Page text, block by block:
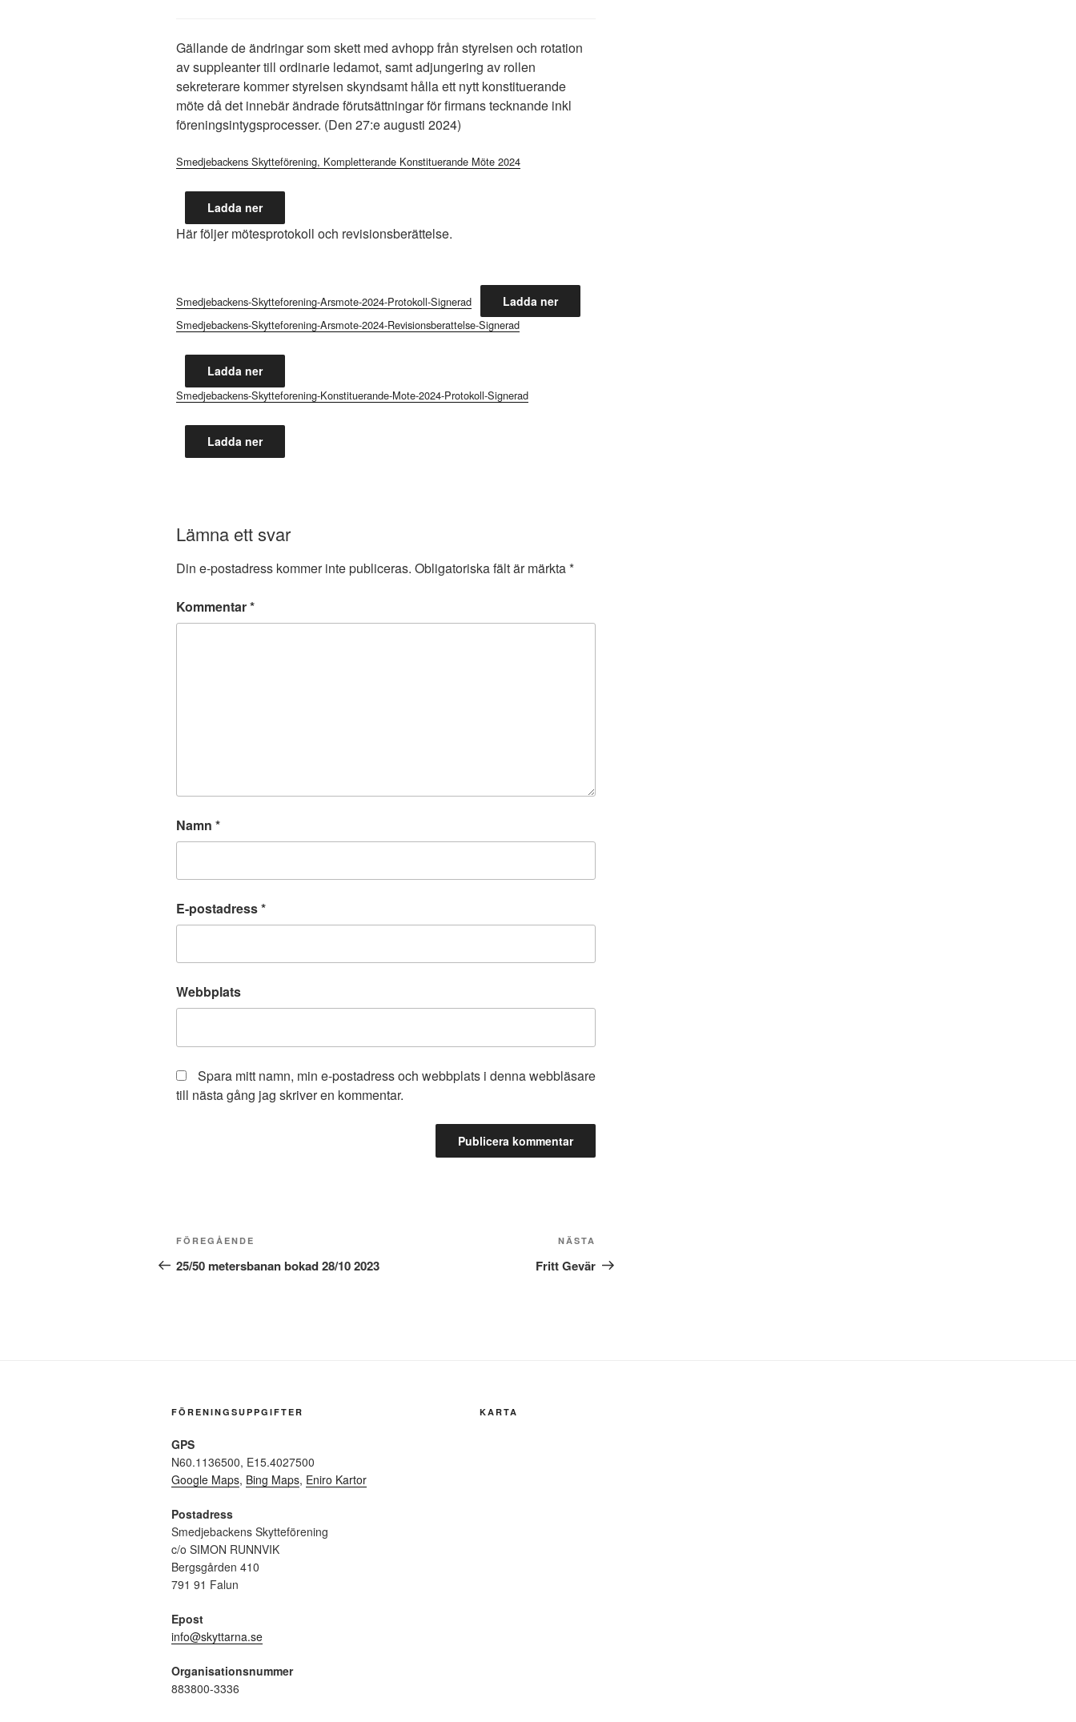
Gällande de ändringar som skett med avhopp från styrelsen och rotation
av suppleanter till ordinarie ledamot, samt adjungering av rollen
sekreterare kommer styrelsen skyndsamt hålla ett nytt konstituerande
möte då det innebär ändrade förutsättningar för firmans tecknande inkl
föreningsintygsprocesser. (Den 27:e augusti 2024)
Smedjebackens Skytteförening, Kompletterande Konstituerande Möte 2024
Ladda ner
Här följer mötesprotokoll och revisionsberättelse.
Smedjebackens-Skytteforening-Arsmote-2024-Protokoll-Signerad Ladda ner
Smedjebackens-Skytteforening-Arsmote-2024-Revisionsberattelse-Signerad
Ladda ner
Smedjebackens-Skytteforening-Konstituerande-Mote-2024-Protokoll-Signerad
Ladda ner
Lämna ett svar
Din e-postadress kommer inte publiceras. Obligatoriska fält är märkta*
Kommentar*
Namn *
E-postadress*
Webbplats
Spara mitt namn, min e-postadress och webbplats i denna webbläsare
till nästa gång jag skriver en kommentar.
Inläggsnavigering
Föregående
inlägg
FÖREGÅENDE
25/50 metersbanan bokad 28/10 2023
inlägg
NÄSTA
Fritt Gevär
FÖRENINGSUPPGIFTER
GPS
N60.1136500, E15.4027500
Google Maps, Bing Maps, Eniro Kartor
Postadress
Smedjebackens Skytteförening
c/o SIMON RUNNVIK
Bergsgården 410
791 91 Falun
Epost
info@skyttarna.se
Organisationsnummer
883800-3336
KARTA